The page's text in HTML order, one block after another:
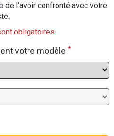
de l'avoir confronté avec votre
obligatoires.
votre modèle *